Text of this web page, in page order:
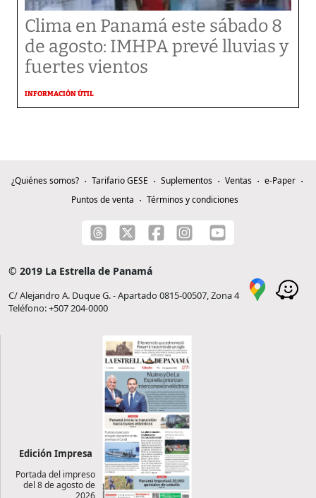
Clima en Panamá este sábado 8
de agosto: IMHPA prevé lluvias y
fuertes vientos
INFORMACIÓN ÚTIL
¿Quiénes somos? Tarifario GESE Suplementos Ventas
e-Paper
Puntos de venta
Términos y condiciones
© 2019 La Estrella de Panamá
C/ Alejandro A. Duque G. - Apartado 0815-00507, Zona 4
Teléfono: +507 204-0000
Edición Impresa
Portada del impreso
del 8 de agosto de
2026